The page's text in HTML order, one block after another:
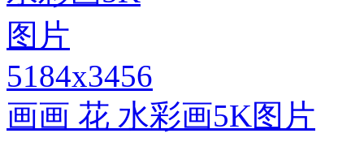
5184x3456
画画 花 水彩画5K图片